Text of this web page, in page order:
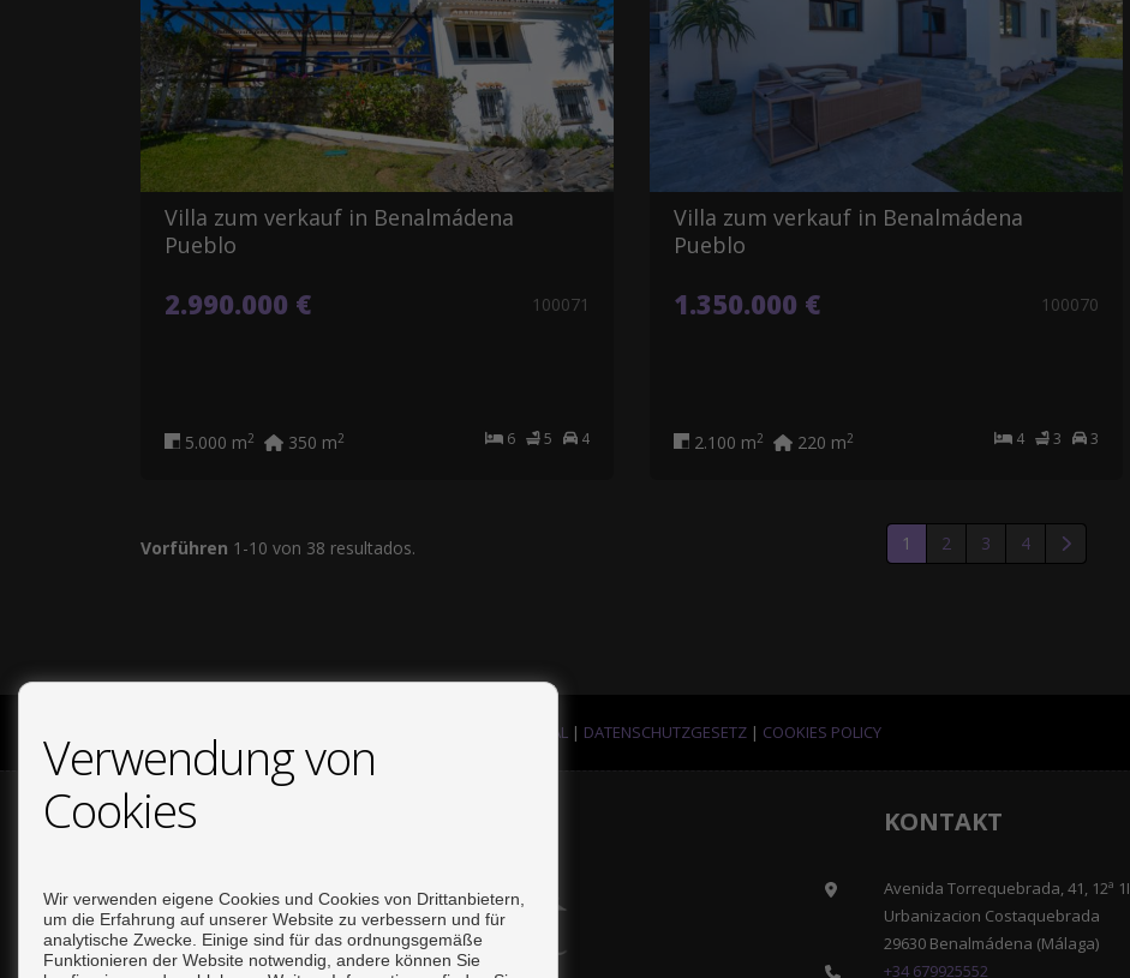
Villa zum verkauf in Benalmádena
Pueblo
2.990.000 € 100071
6 5 4
5.000 m2 350 m2
Villa zum verkauf in Benalmádena
Pueblo
1.350.000 € 100070
4 3 3
2.100 m2 220 m2
Vorführen 1-10 von 38 resultados. 1 2 3 4
AVISO LEGAL | DATENSCHUTZGESETZ | COOKIES POLICY
KONTAKT
Avenida Torrequebrada, 41, 12ª 1I
Urbanizacion Costaquebrada
29630 Benalmádena (Málaga)
+34 679925552
Verwendung von
Cookies
Wir verwenden eigene Cookies und Cookies von Drittanbietern,
um die Erfahrung auf unserer Website zu verbessern und für
analytische Zwecke. Einige sind für das ordnungsgemäße
Funktionieren der Website notwendig, andere können Sie